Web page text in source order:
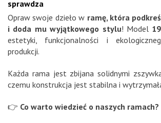
sprawdza
Opraw swoje dzieło w ramę, która
i doda mu wyjątkowego stylu! Model
estetyki, funkcjonalności i
produkcji.
Każda rama jest zbijana solidnymi
czemu konstrukcja jest stabilna i
👉 Co warto wiedzieć o naszych ramach?